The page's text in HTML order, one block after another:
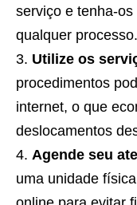
serviço e tenha-
qualquer processo.
Utilize os
procedimentos
internet, o que
deslocamentos
Agende seu
uma unidade